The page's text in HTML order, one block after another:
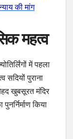
की मांग
महत्व
में पहला
सदियों पुराना
खुबसूरत मंदिर
किया